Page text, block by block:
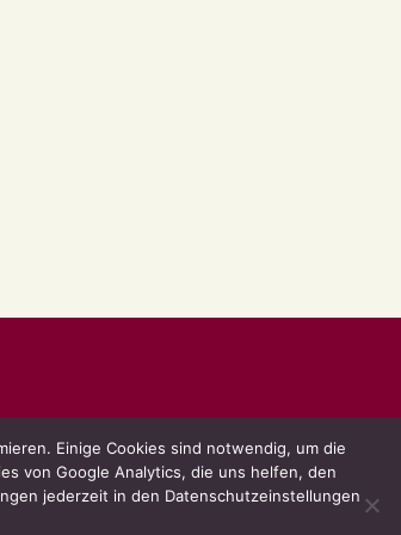
Einige Cookies sind notwendig, um die
von Google Analytics, die uns helfen, den
jederzeit in den Datenschutzeinstellungen